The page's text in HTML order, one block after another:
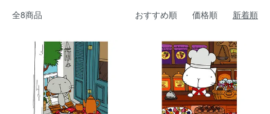
全8商品 おすすめ順 価格順 新着順